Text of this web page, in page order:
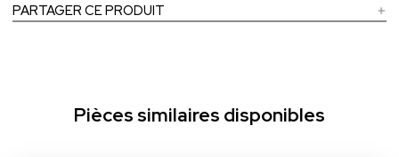
PARTAGER CE PRODUIT
Pièces similaires disponibles